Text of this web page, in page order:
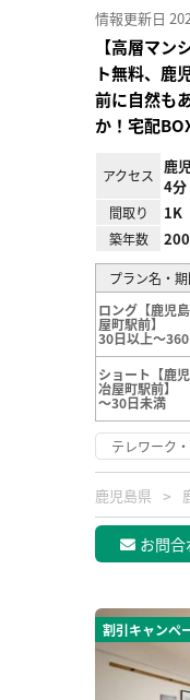
情報更新日
【高層マン
ト無料、鹿
前に自然も
か！宅配
アクセス
鹿
4分
間取り 1K
築年数
プラン名・期
ロング【鹿児
屋町駅前】
30日以上～
ショート【鹿
冶屋町駅前】
～30日未満
テレワーク
鹿児島県
お問合
割引キャンペ